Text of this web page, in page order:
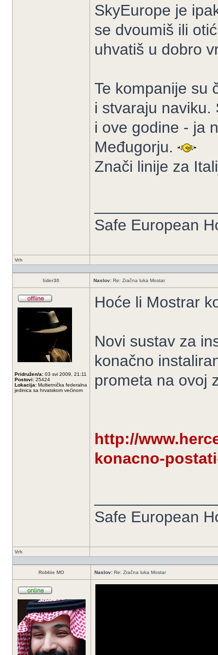
SkyEurope je
se dvoumiš ili
uhvatiš u dobro
Te kompanije su
i stvaraju naviku.
i ove godine - ja
Međugorju.
Znači linije za
Safe European
Vrh
lider30 Naslov: Re: Zračna luka Mostar
Pridružen/a: 03 svi 2009, 21:11
Postovi: 25424
Lokacija: Multietnička federalna
jedinica sa hrvatskom većinom
Hoće li Mostrar
Novi sustav za
konačno
prometa na ovoj
http://
konacno-
Safe European
Vrh
Robbie MO Naslov: Re: Zračna luka Mostar